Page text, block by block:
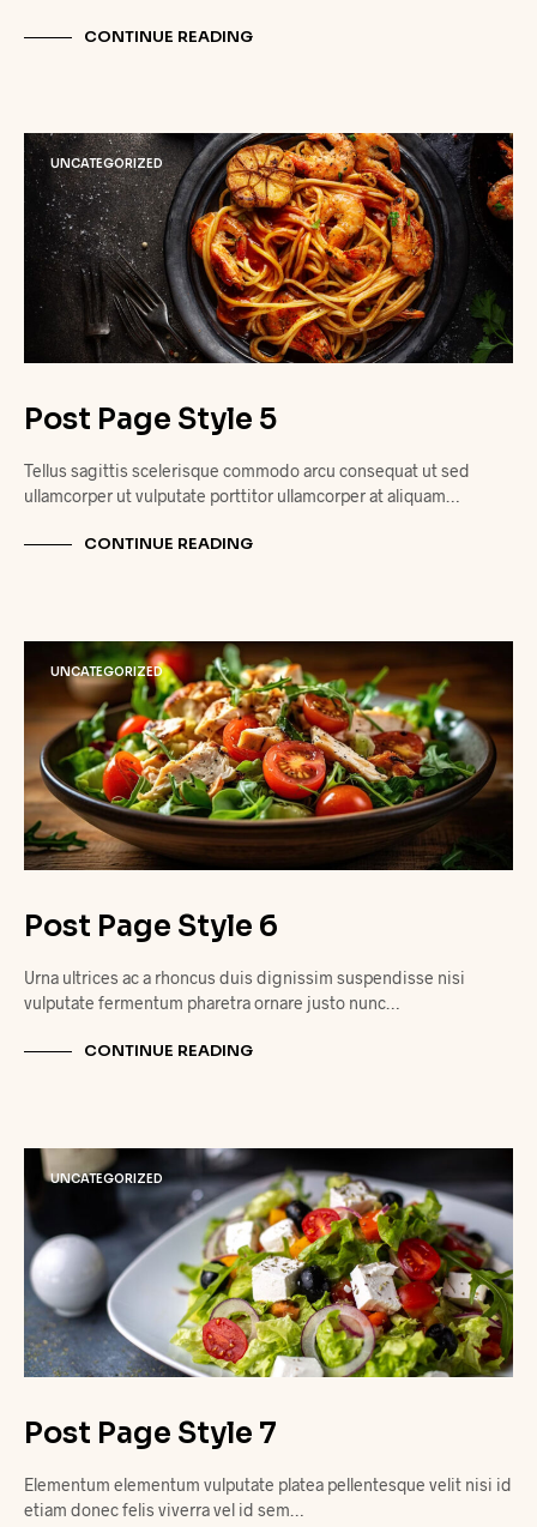
CONTINUE READING
UNCATEGORIZED
Post Page Style 5
Tellus sagittis scelerisque commodo arcu consequat ut sed
ullamcorper ut vulputate porttitor ullamcorper at aliquam…
CONTINUE READING
UNCATEGORIZED
Post Page Style 6
Urna ultrices ac a rhoncus duis dignissim suspendisse nisi
vulputate fermentum pharetra ornare justo nunc…
CONTINUE READING
UNCATEGORIZED
Post Page Style 7
Elementum elementum vulputate platea pellentesque velit nisi id
etiam donec felis viverra vel id sem…